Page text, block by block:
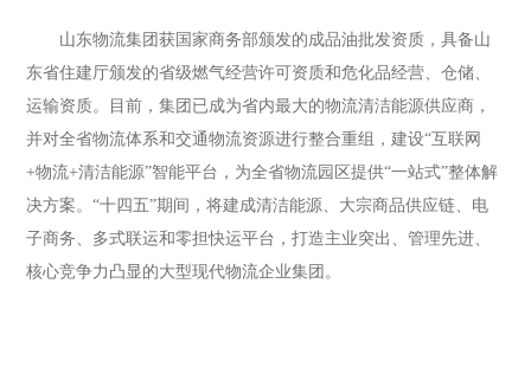
山东物流集团获国家商务部颁发的成品油批发资质，具备山
东省住建厅颁发的省级燃气经营许可资质和危化品经营、仓储、
运输资质。目前，集团已成为省内最大的物流清洁能源供应商，
并对全省物流体系和交通物流资源进行整合重组，建设“互联网
+物流+清洁能源”智能平台，为全省物流园区提供“一站式”整体解
决方案。“十四五”期间，将建成清洁能源、大宗商品供应链、电
子商务、多式联运和零担快运平台，打造主业突出、管理先进、
核心竞争力凸显的大型现代物流企业集团。